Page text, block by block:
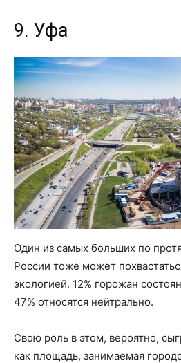
9. Уфа
Один из самых больших по
России тоже может
экологией. 12% горожан
47% относятся нейтрально.
Свою роль в этом, вероятно,
как площадь, занимаемая